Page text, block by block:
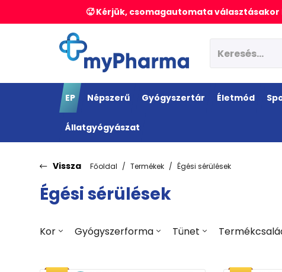
🥵 Kérjük, csomagautomata
EP Népszerű Gyógyszertár Életmód
Állatgyógyászat
Vissza Főoldal Termékek Égési sérülések
Égési sérülések
Kor Gyógyszerforma Tünet